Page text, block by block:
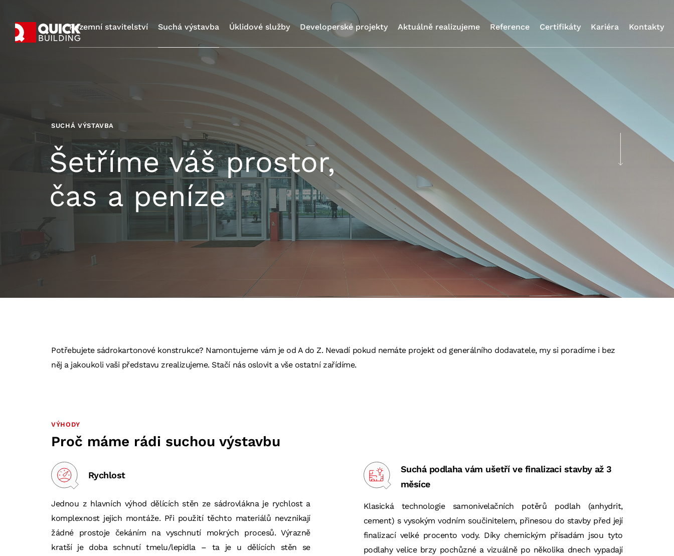
Pozemní stavitelství Suchá výstavba Úklidové služby Developerské projekty Aktuálně realizujeme Reference Certifikáty Kariéra Kontakty
SUCHÁ VÝSTAVBA
Šetříme váš prostor,
čas a peníze
Potřebujete sádrokartonové konstrukce? Namontujeme vám je od A do Z. Nevadí pokud nemáte projekt od generálního dodavatele, my si poradíme i bez
něj a jakoukoli vaši představu zrealizujeme. Stačí nás oslovit a vše ostatní zařídíme.
VÝHODY
Proč máme rádi suchou výstavbu
Rychlost
Jednou z hlavních výhod dělících stěn ze sádrovlákna je rychlost a
komplexnost jejich montáže. Při použití těchto materiálů nevznikají
žádné prostoje čekáním na vyschnutí mokrých procesů. Výrazně
kratší je doba schnutí tmelu/lepidla – ta je u dělících stěn se
Suchá podlaha vám ušetří ve finalizaci stavby až 3
měsíce
Klasická technologie samonivelačních potěrů podlah (anhydrit,
cement) s vysokým vodním součinitelem, přinesou do stavby před její
finalizací velké procento vody. Díky chemickým přísadám jsou tyto
podlahy velice brzy pochůzné a vizuálně po několika dnech vypadají